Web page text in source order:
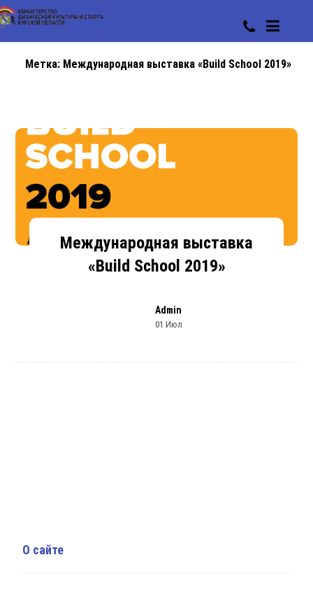
Метка: Международная выставка «Build School 2019»
Международная выставка
«Build School 2019»
Admin
01 Июл
О сайте